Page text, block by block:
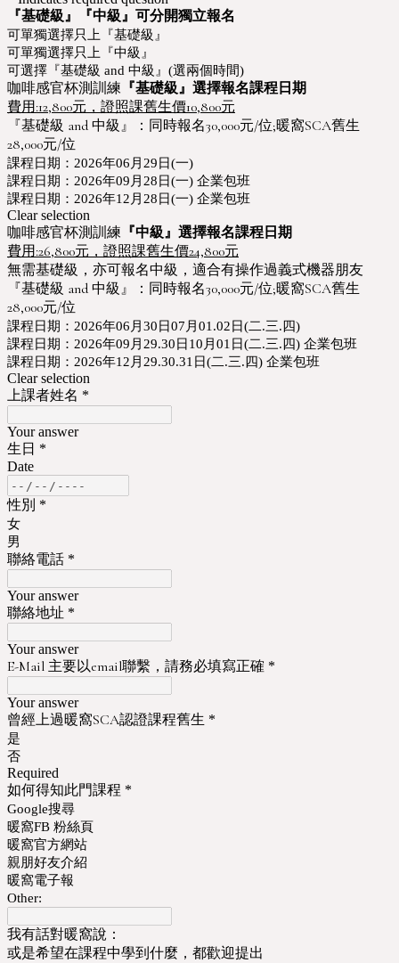
『基礎級』『中級』可分開獨立報名
可單獨選擇只上『基礎級』
可單獨選擇只上『中級』
可選擇『基礎級 and 中級』(選兩個時間)
咖啡感官杯測訓練 『基礎級』選擇報名課程日期
費用:12,800元，證照課舊生價10,800元
『基礎級 and 中級』：同時報名30,000元/位;暖窩SCA舊生
28,000元/位
課程日期：2026年06月29日(一)
課程日期：2026年09月28日(一) 企業包班
課程日期：2026年12月28日(一) 企業包班
Clear selection
咖啡感官杯測訓練 『中級』選擇報名課程日期
費用:26,800元，證照課舊生價24,800元
無需基礎級，亦可報名中級，適合有操作過義式機器朋友
『基礎級 and 中級』：同時報名30,000元/位;暖窩SCA舊生
28,000元/位
課程日期：2026年06月30日07月01.02日(二.三.四)
課程日期：2026年09月29.30日10月01日(二.三.四) 企業包班
課程日期：2026年12月29.30.31日(二.三.四) 企業包班
Clear selection
上課者姓名 *
Your answer
生日 *
Date
性別 *
女
男
聯絡電話 *
Your answer
聯絡地址 *
Your answer
E-Mail 主要以email聯繫，請務必填寫正確 *
Your answer
曾經上過暖窩SCA認證課程舊生 *
是
否
Required
如何得知此門課程 *
Google搜尋
暖窩FB 粉絲頁
暖窩官方網站
親朋好友介紹
暖窩電子報
Other:
我有話對暖窩說：
或是希望在課程中學到什麼，都歡迎提出